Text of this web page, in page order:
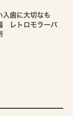
入歯に大切なも
レトロモラーパ